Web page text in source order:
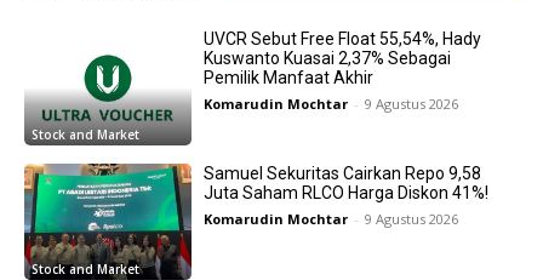
Stock and Market
UVCR Sebut Free Float 55,54%, Hady
Kuswanto Kuasai 2,37% Sebagai
Pemilik Manfaat Akhir
Komarudin Mochtar - 9 Agustus 2026
Stock and Market
Samuel Sekuritas Cairkan Repo 9,58
Juta Saham RLCO Harga Diskon 41%!
Komarudin Mochtar - 9 Agustus 2026